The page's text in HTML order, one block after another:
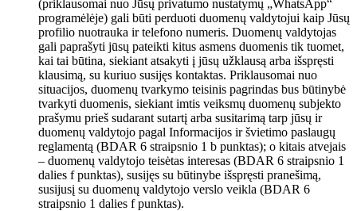
(priklausomai nuo Jūsų privatumo nustatymų „WhatsApp“
programėlėje) gali būti perduoti duomenų valdytojui kaip Jūsų
profilio nuotrauka ir telefono numeris. Duomenų valdytojas
gali paprašyti jūsų pateikti kitus asmens duomenis tik tuomet,
kai tai būtina, siekiant atsakyti į jūsų užklausą arba išspręsti
klausimą, su kuriuo susijęs kontaktas. Priklausomai nuo
situacijos, duomenų tvarkymo teisinis pagrindas bus būtinybė
tvarkyti duomenis, siekiant imtis veiksmų duomenų subjekto
prašymu prieš sudarant sutartį arba susitarimą tarp jūsų ir
duomenų valdytojo pagal Informacijos ir švietimo paslaugų
reglamentą (BDAR 6 straipsnio 1 b punktas); o kitais atvejais
– duomenų valdytojo teisėtas interesas (BDAR 6 straipsnio 1
dalies f punktas), susijęs su būtinybe išspręsti pranešimą,
susijusį su duomenų valdytojo verslo veikla (BDAR 6
straipsnio 1 dalies f punktas).